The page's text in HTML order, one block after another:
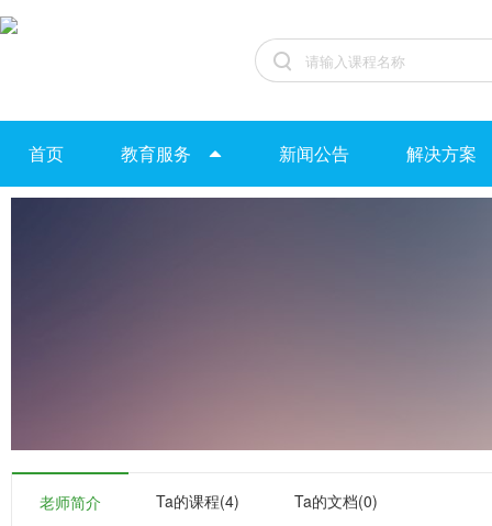
首页 教育服务 新闻公告 解决方案
老师简介 Ta的课程(4) Ta的文档(0)